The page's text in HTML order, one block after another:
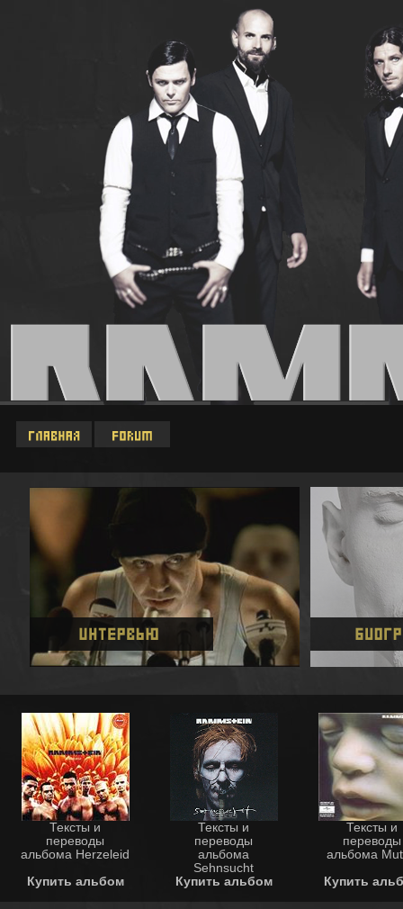
Тексты и
переводы
альбома Herzeleid
Купить альбом
Тексты и
переводы
альбома
Sehnsucht
Купить альбом
Тексты и
переводы
альбома
Купить